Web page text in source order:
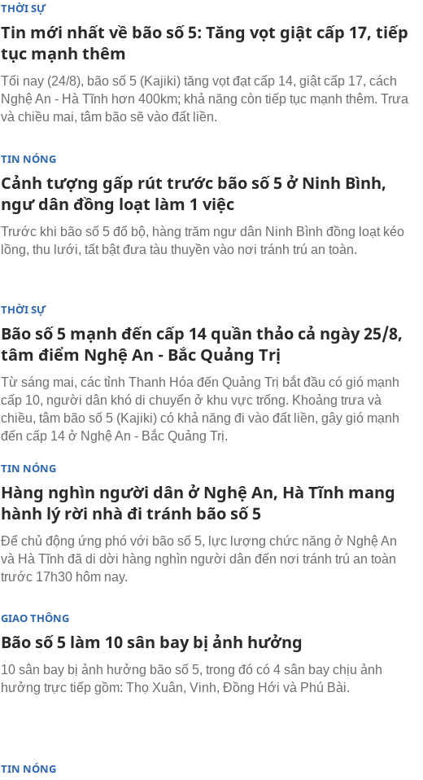
THỜI SỰ
Tin mới nhất về bão số 5: Tăng vọt giật cấp 17, tiếp
tục mạnh thêm
Tối nay (24/8), bão số 5 (Kajiki) tăng vọt đạt cấp 14, giật cấp 17, cách
Nghệ An - Hà Tĩnh hơn 400km; khả năng còn tiếp tục mạnh thêm. Trưa
và chiều mai, tâm bão sẽ vào đất liền.
TIN NÓNG
Cảnh tượng gấp rút trước bão số 5 ở Ninh Bình,
ngư dân đồng loạt làm 1 việc
Trước khi bão số 5 đổ bộ, hàng trăm ngư dân Ninh Bình đồng loạt kéo
lồng, thu lưới, tất bật đưa tàu thuyền vào nơi tránh trú an toàn.
THỜI SỰ
Bão số 5 mạnh đến cấp 14 quần thảo cả ngày 25/8,
tâm điểm Nghệ An - Bắc Quảng Trị
Từ sáng mai, các tỉnh Thanh Hóa đến Quảng Trị bắt đầu có gió mạnh
cấp 10, người dân khó di chuyển ở khu vực trống. Khoảng trưa và
chiều, tâm bão số 5 (Kajiki) có khả năng đi vào đất liền, gây gió mạnh
đến cấp 14 ở Nghệ An - Bắc Quảng Trị.
TIN NÓNG
Hàng nghìn người dân ở Nghệ An, Hà Tĩnh mang
hành lý rời nhà đi tránh bão số 5
Để chủ động ứng phó với bão số 5, lực lượng chức năng ở Nghệ An
và Hà Tĩnh đã di dời hàng nghìn người dân đến nơi tránh trú an toàn
trước 17h30 hôm nay.
GIAO THÔNG
Bão số 5 làm 10 sân bay bị ảnh hưởng
10 sân bay bị ảnh hưởng bão số 5, trong đó có 4 sân bay chịu ảnh
hưởng trực tiếp gồm: Thọ Xuân, Vinh, Đồng Hới và Phú Bài.
TIN NÓNG